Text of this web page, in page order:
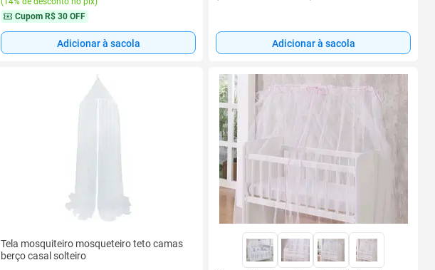
Cupom R$ 30 OFF
Adicionar à sacola Adicionar à sacola
Tela mosquiteiro mosqueteiro teto camas
berço casal solteiro